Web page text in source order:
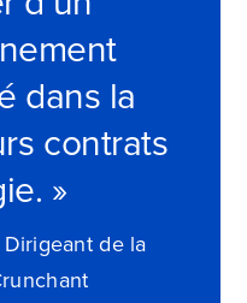
dans la
contrats
»
Dirigeant de la